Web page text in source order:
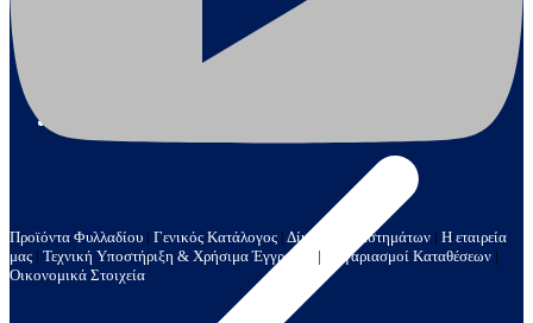
Προϊόντα Φυλλαδίου | Γενικός Κατάλογος | Δίκτυο Καταστημάτων | Η εταιρεία
μας | Τεχνική Υποστήριξη & Χρήσιμα Έγγραφα | Λογαριασμοί Καταθέσεων |
Οικονομικά Στοιχεία